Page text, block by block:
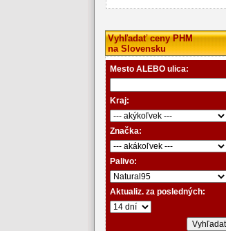
Vyhľadať ceny PHM
na Slovensku
Mesto ALEBO ulica:
Kraj:
Značka:
Palivo:
Aktualiz. za posledných: